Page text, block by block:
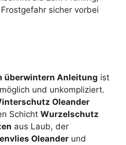
sicher vorbei
überwintern Anleitung ist
und unkompliziert.
Oleander
Schicht Wurzelschutz
aus Laub, der
Oleander und